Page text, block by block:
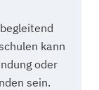
kann
oder
sein.